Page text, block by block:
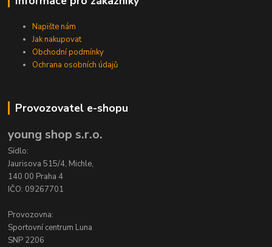
Napište nám
Jak nakupovat
Obchodní podmínky
Ochrana osobních údajů
Provozovatel e-shopu
young shop s.r.o.
Sídlo:
Jaurisova 515/4, Michle,
140 00 Praha 4
IČO: 09267701
Provozovna:
Sportovní centrum Luna
SNP 2206